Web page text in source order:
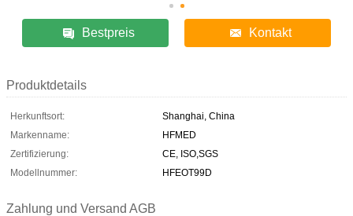
Bestpreis Kontakt
Produktdetails
Herkunftsort:
Shanghai, China
Markenname:
HFMED
Zertifizierung:
CE, ISO,SGS
Modellnummer:
HFEOT99D
Zahlung und Versand AGB